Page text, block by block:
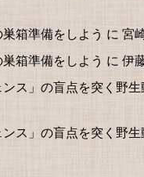
箱準備をしよう に 宮
箱準備をしよう に 伊
ンス」の盲点を突く野生
ンス」の盲点を突く野生